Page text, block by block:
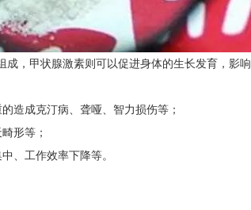
，甲状腺激素则可以促进身体的生长发育，影
造成克汀病、聋哑、智力损伤等；
形等；
、工作效率下降等。